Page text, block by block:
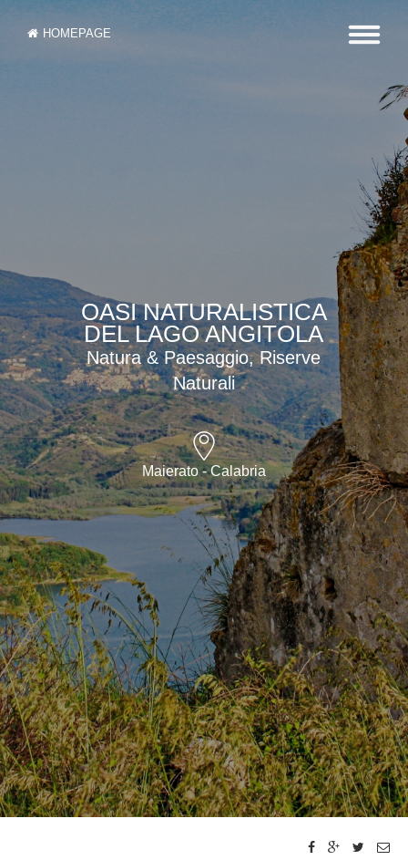
HOMEPAGE
OASI NATURALISTICA
DEL LAGO ANGITOLA
Natura & Paesaggio, Riserve
Naturali
Maierato - Calabria